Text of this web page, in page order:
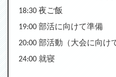
18:30 夜ご飯
19:00 部活に向けて準備
20:00 部活動（大会に向け
24:00 就寝